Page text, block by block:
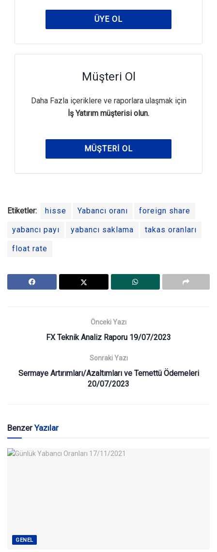
ÜYE OL
Müşteri Ol
Daha Fazla içeriklere ve raporlara ulaşmak için
İş Yatırım müşterisi olun.
MÜŞTERI OL
Etiketler: hisse Yabancı oranı foreign share
yabancı payı yabancı saklama takas oranları
float rate
Önceki Yazı
FX Teknik Analiz Raporu 19/07/2023
Sonraki Yazı
Sermaye Artırımları/Azaltımları ve Temettü Ödemeleri
20/07/2023
BenzerYazılar
GENEL